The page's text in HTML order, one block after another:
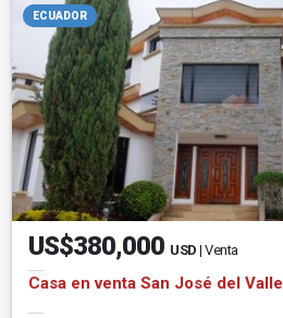
ECUADOR
US$380,000 USD | Venta
Casa en venta San José del Valle